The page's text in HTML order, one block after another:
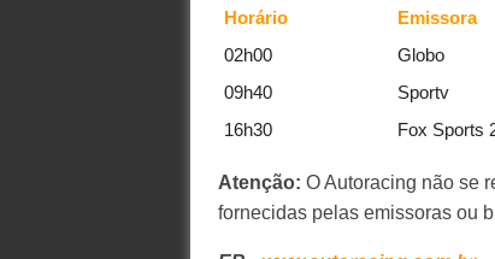
Horário
Emissora
02h00
Globo
09h40
Sportv
16h30
Fox Sports
Atenção: O Autoracing não se
fornecidas pelas emissoras ou